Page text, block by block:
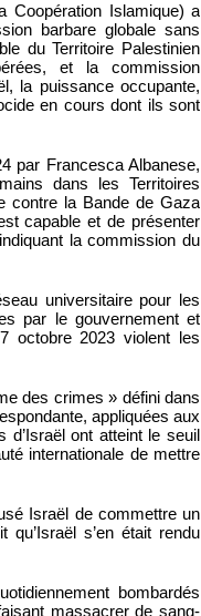
Coopération Islamique) a
barbare globale sans
du Territoire Palestinien
et la commission
la puissance occupante,
en cours dont ils sont
par Francesca Albanese,
dans les Territoires
contre la Bande de Gaza
capable et de présenter
la commission du
universitaire pour les
par le gouvernement et
octobre 2023 violent les
des crimes » défini dans
appliquées aux
ont atteint le seuil
internationale de mettre
Israël de commettre un
s’en était rendu
bombardés
massacrer de sang-